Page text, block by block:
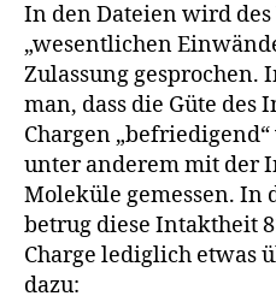
In den Dateien wird
„wesentlichen
Zulassung gesprochen.
man, dass die Güte
Chargen
unter anderem mit der
Moleküle gemessen. In
betrug diese Intaktheit
Charge lediglich etwas
dazu: